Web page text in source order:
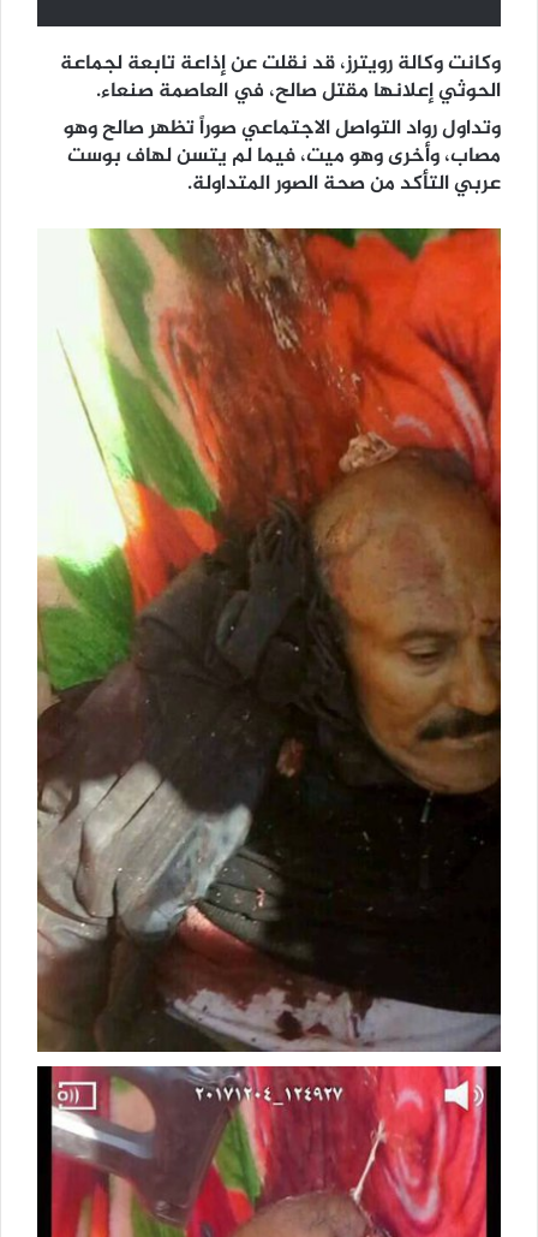
وكانت وكالة رويترز، قد نقلت عن إذاعة تابعة لجماعة
الحوثي إعلانها مقتل صالح، في العاصمة صنعاء.
وتداول رواد التواصل الاجتماعي صوراً تظهر صالح وهو
مصاب، وأخرى وهو ميت، فيما لم يتسن لهاف بوست
عربي التأكد من صحة الصور المتداولة.